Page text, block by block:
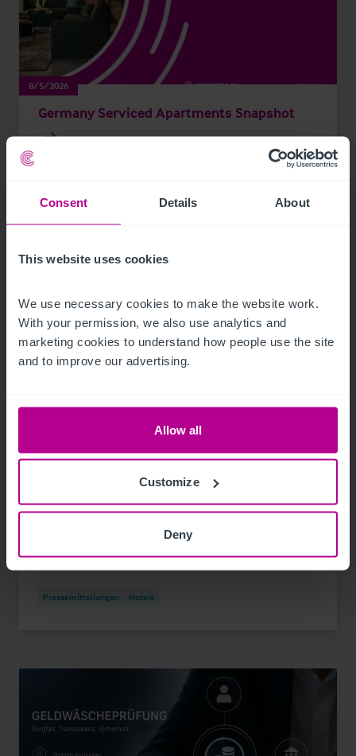
Consent Details About
This website uses cookies
We use necessary cookies to make the website work.
With your permission, we also use analytics and
marketing cookies to understand how people use the site
and to improve our advertising.
Allow all
Customize
Deny
8/5/2026
Germany Serviced Apartments Snapshot
Christie & Co vermarktet das Fini Resort
Badenweiler im Dreiländereck Deutschland–
Frankreich–Schweiz
Pressemitteilungen Hotels